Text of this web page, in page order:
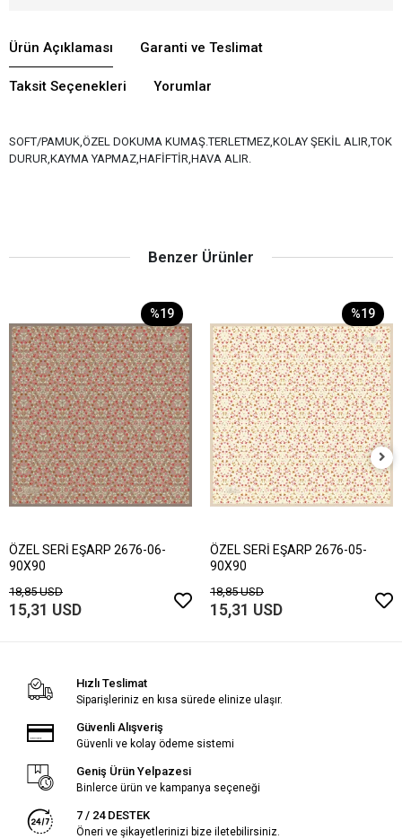
Ürün Açıklaması Garanti ve Teslimat
Taksit Seçenekleri Yorumlar
SOFT/PAMUK,ÖZEL DOKUMA KUMAŞ.TERLETMEZ,KOLAY ŞEKİL ALIR,TOK
DURUR,KAYMA YAPMAZ,HAFİFTİR,HAVA ALIR.
Benzer Ürünler
%19
ÖZEL SERİ EŞARP 2676-06-
90X90
18,85 USD
15,31 USD
%19
ÖZEL SERİ EŞARP 2676-05-
90X90
18,85 USD
15,31 USD
Hızlı Teslimat
Siparişleriniz en kısa sürede elinize ulaşır.
Güvenli Alışveriş
Güvenli ve kolay ödeme sistemi
Geniş Ürün Yelpazesi
Binlerce ürün ve kampanya seçeneği
7 / 24 DESTEK
Öneri ve şikayetlerinizi bize iletebilirsiniz.